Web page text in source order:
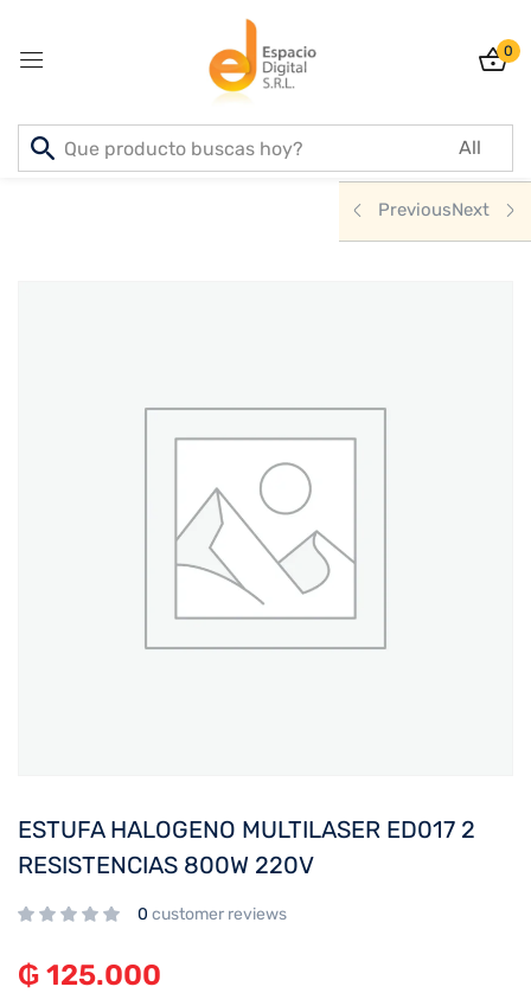
0
Inicio PRODUCTOS ELECTRODOMESTICOS
PreviousNext
ESTUFA HALOGENO MULTILASER ED017 2
RESISTENCIAS 800W 220V
0 customer reviews
₲ 125.000
Sign in
Create an account